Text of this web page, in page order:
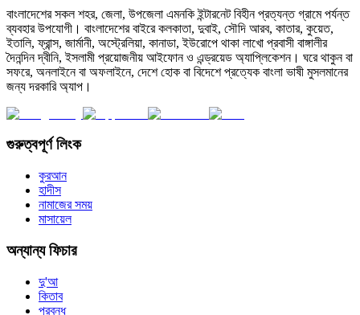
বাংলাদেশের সকল শহর, জেলা, উপজেলা এমনকি ইন্টারনেট বিহীন প্রত্যন্ত গ্রামে পর্যন্ত
ব্যবহার উপযোগী। বাংলাদেশের বাইরে কলকাতা, দুবাই, সৌদি আরব, কাতার, কুয়েত,
ইতালি, ফ্রান্স, জার্মানী, অস্ট্রেলিয়া, কানাডা, ইউরোপে থাকা লাখো প্রবাসী বাঙ্গালীর
দৈনন্দিন দ্বীনি, ইসলামী প্রয়োজনীয় আইফোন ও এন্ড্রয়েড অ্যাপ্লিকেশন। ঘরে থাকুন বা
সফরে, অনলাইনে বা অফলাইনে, দেশে হোক বা বিদেশে প্রত্যেক বাংলা ভাষী মুসলমানের
জন্য দরকারি অ্যাপ।
গুরুত্বপূর্ণ লিংক
কুরআন
হাদীস
নামাজের সময়
মাসায়েল
অন্যান্য ফিচার
দু'আ
কিতাব
প্রবন্ধ